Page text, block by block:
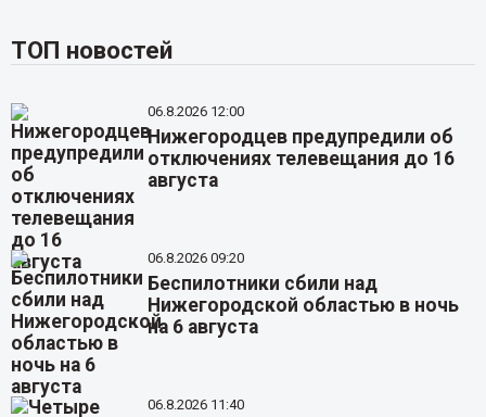
ТОП новостей
06.8.2026 12:00
Нижегородцев предупредили об
отключениях телевещания до 16
августа
06.8.2026 09:20
Беспилотники сбили над
Нижегородской областью в ночь
на 6 августа
06.8.2026 11:40